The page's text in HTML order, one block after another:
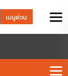
เมนูด่วน